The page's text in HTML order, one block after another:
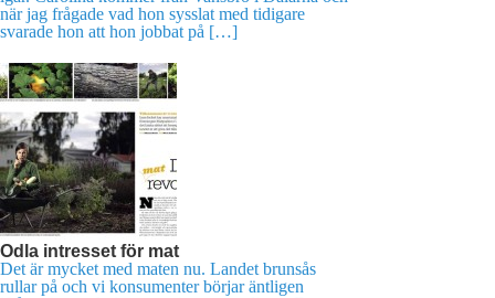
när jag frågade vad hon sysslat med tidigare
svarade hon att hon jobbat på […]
Odla intresset för mat
Det är mycket med maten nu. Landet brunsås
rullar på och vi konsumenter börjar äntligen